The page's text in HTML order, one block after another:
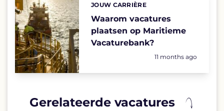
Waarom vacatures
plaatsen op Maritieme
Vacaturebank?
Categories:
JOUW CARRIÈRE
Geplaatst op:
11 months ago
Gerelateerde vacatures